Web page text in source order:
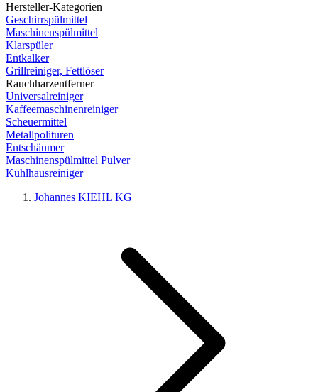
Hersteller-Kategorien
Geschirrspülmittel
Maschinenspülmittel
Klarspüler
Entkalker
Grillreiniger, Fettlöser
Rauchharzentferner
Universalreiniger
Kaffeemaschinenreiniger
Scheuermittel
Metallpolituren
Entschäumer
Maschinenspülmittel Pulver
Kühlhausreiniger
Johannes KIEHL KG